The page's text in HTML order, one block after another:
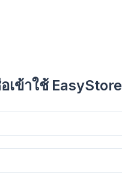
เข้าใช้ EasyStore